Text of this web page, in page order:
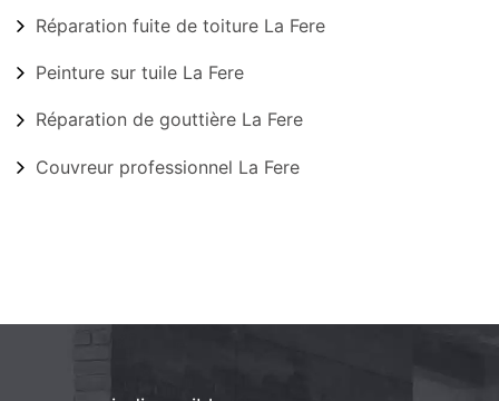
Réparation fuite de toiture La Fere
Peinture sur tuile La Fere
Réparation de gouttière La Fere
Couvreur professionnel La Fere